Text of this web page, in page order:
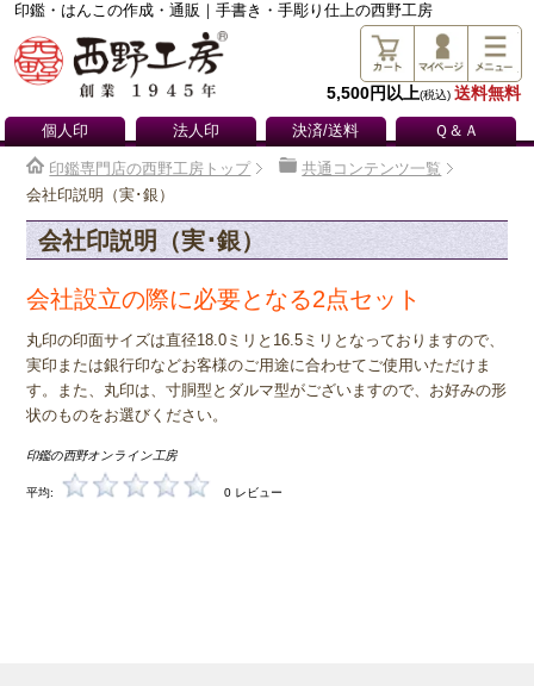
印鑑・はんこの作成・通販｜手書き・手彫り仕上の西野工房
5,500円以上(税込) 送料無料
個人印 法人印 決済/送料 Ｑ＆Ａ
印鑑専門店の西野工房トップ
共通コンテンツ一覧
会社印説明（実･銀）
会社印説明（実･銀）
会社設立の際に必要となる2点セット
丸印の印面サイズは直径18.0ミリと16.5ミリとなっておりますので、
実印または銀行印などお客様のご用途に合わせてご使用いただけま
す。また、丸印は、寸胴型とダルマ型がございますので、お好みの形
状のものをお選びください。
印鑑の西野オンライン工房
平均: 0 レビュー